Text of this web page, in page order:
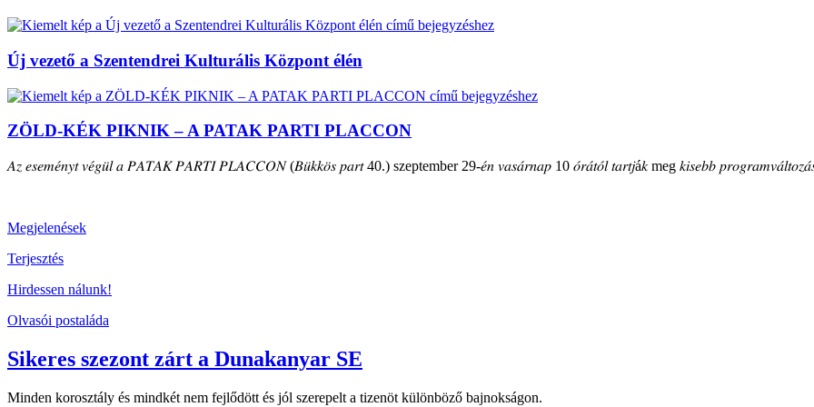
Új vezető a Szentendrei Kulturális Központ élén
ZÖLD-KÉK PIKNIK – A PATAK PARTI PLACCON
𝐴𝑧 𝑒𝑠𝑒𝑚𝑒́𝑛𝑦𝑡 𝑣𝑒́𝑔𝑢̈𝑙 𝑎 𝑃𝐴𝑇𝐴𝐾 𝑃𝐴𝑅𝑇𝐼 𝑃𝐿𝐴𝐶𝐶𝑂𝑁 (𝐵𝑢̈𝑘𝑘𝑜̈𝑠 𝑝𝑎𝑟𝑡 40.) szeptember 29-𝑒́𝑛 𝑣𝑎𝑠𝑎́𝑟𝑛𝑎𝑝 10 𝑜́𝑟𝑎́𝑡𝑜́𝑙 𝑡𝑎𝑟𝑡𝑗á𝑘 meg 𝑘𝑖𝑠𝑒𝑏𝑏
Megjelenések
Terjesztés
Hirdessen nálunk!
Olvasói postaláda
Sikeres szezont zárt a Dunakanyar SE
Minden korosztály és mindkét nem fejlődött és jól szerepelt a tizenöt különböző bajnokságon.